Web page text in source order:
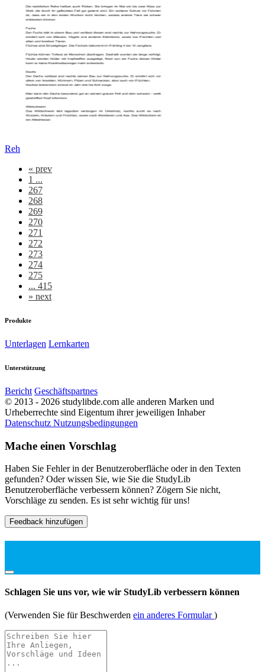
Reh
« prev
1 ...
267
268
269
270
271
272
273
274
275
... 415
» next
Produkte
Unterlagen Lernkarten
Unterstützung
Bericht Geschäftspartnes
© 2013 - 2026 studylibde.com alle anderen Marken und
Urheberrechte sind Eigentum ihrer jeweiligen Inhaber
Datenschutz Nutzungsbedingungen
Mache einen Vorschlag
Haben Sie Fehler in der Benutzeroberfläche oder in den Texten
gefunden? Oder wissen Sie, wie Sie die StudyLib
Benutzeroberfläche verbessern können? Zögern Sie nicht,
Vorschläge zu senden. Es ist sehr wichtig für uns!
Feedback hinzufügen
Schlagen Sie uns vor, wie wir StudyLib verbessern können
(Verwenden Sie für Beschwerden ein anderes Formular)